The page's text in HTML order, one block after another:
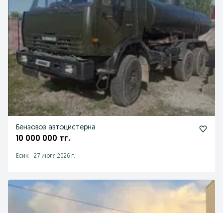
Бензовоз автоцистерна
10 000 000 тг.
Есик - 27 июля 2026 г.